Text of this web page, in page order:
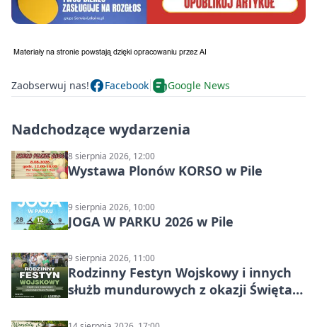
Zaobserwuj nas! Facebook Google News
Nadchodzące wydarzenia
8 sierpnia 2026, 12:00
Wystawa Plonów KORSO w Pile
9 sierpnia 2026, 10:00
JOGA W PARKU 2026 w Pile
9 sierpnia 2026, 11:00
Rodzinny Festyn Wojskowy i innych
służb mundurowych z okazji Święta